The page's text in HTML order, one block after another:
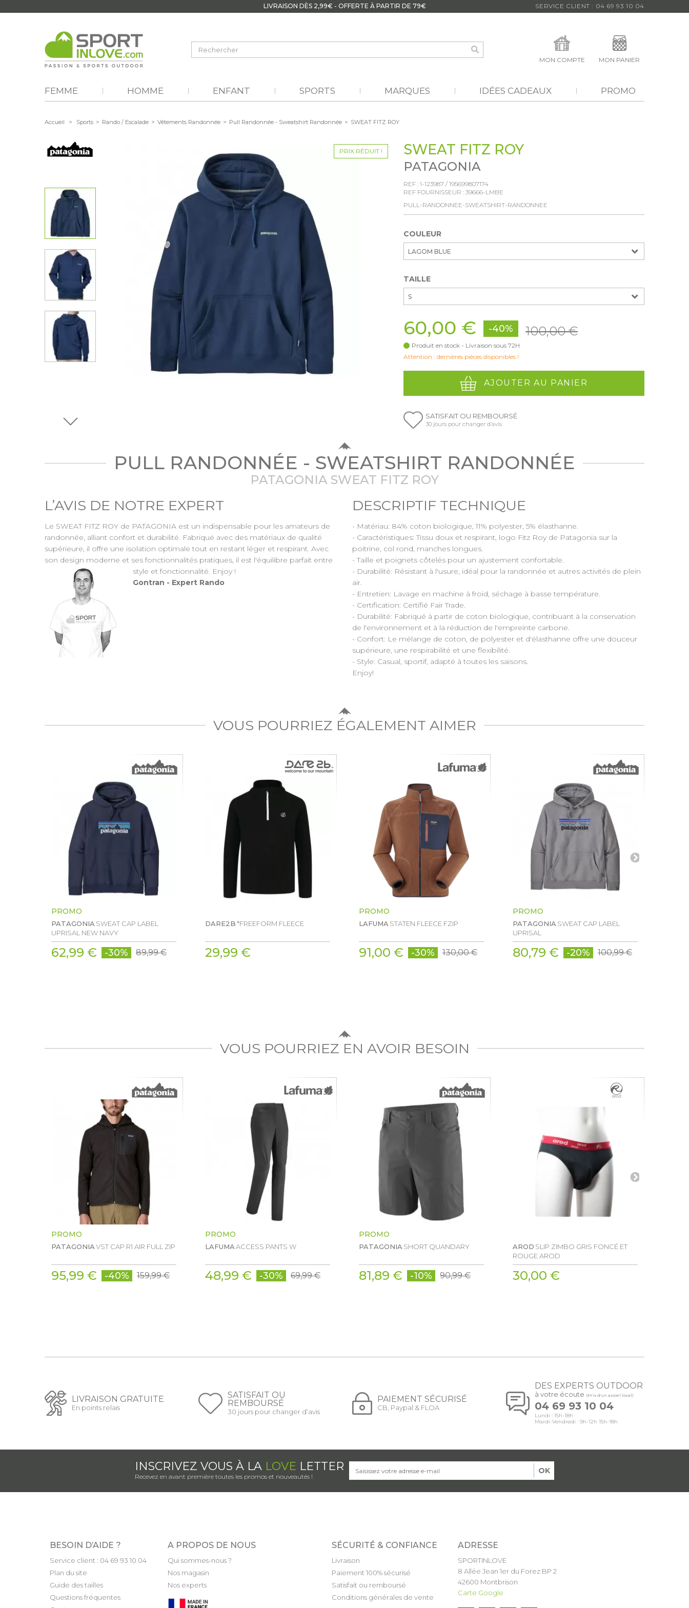
LIVRAISON DÈS 2,99€ - OFFERTE À PARTIR DE 79€ SERVICE CLIENT : 04 69 93 10 04
MON COMPTE MON PANIER
FEMME HOMME ENFANT SPORTS MARQUES IDÉES CADEAUX PROMO
Accueil > Sports > Rando / Escalade > Vêtements Randonnée > Pull Randonnée - Sweatshirt Randonnée > SWEAT FITZ ROY
PRIX RÉDUIT ! SWEAT FITZ ROY
PATAGONIA
REF : 1-123987 / 195699807174
REF FOURNISSEUR : 39666-LMBE
PULL-RANDONNEE-SWEATSHIRT-RANDONNEE
COULEUR
LAGOM BLUE
TAILLE
S
60,00 € -40% 100,00 €
Produit en stock - Livraison sous 72H
Attention : dernières pièces disponibles !
AJOUTER AU PANIER
SATISFAIT OU REMBOURSÉ
30 jours pour changer d’avis
PULL RANDONNÉE - SWEATSHIRT RANDONNÉE
PATAGONIA SWEAT FITZ ROY
L’AVIS DE NOTRE EXPERT
Le SWEAT FITZ ROY de PATAGONIA est un indispensable pour les amateurs de
randonnée, alliant confort et durabilité. Fabriqué avec des matériaux de qualité
supérieure, il offre une isolation optimale tout en restant léger et respirant. Avec
son design moderne et ses fonctionnalités pratiques, il est l'équilibre parfait entre
style et fonctionnalité. Enjoy !
Gontran - Expert Rando
DESCRIPTIF TECHNIQUE
- Matériau: 84% coton biologique, 11% polyester, 5% élasthanne.
- Caractéristiques: Tissu doux et respirant, logo Fitz Roy de Patagonia sur la
poitrine, col rond, manches longues.
- Taille et poignets côtelés pour un ajustement confortable.
- Durabilité: Résistant à l'usure, idéal pour la randonnée et autres activités de plein
air.
- Entretien: Lavage en machine à froid, séchage à basse température.
- Certification: Certifié Fair Trade.
- Durabilité: Fabriqué à partir de coton biologique, contribuant à la conservation
de l'environnement et à la réduction de l'empreinte carbone.
- Confort: Le mélange de coton, de polyester et d'élasthanne offre une douceur
supérieure, une respirabilité et une flexibilité.
- Style: Casual, sportif, adapté à toutes les saisons.
Enjoy!
VOUS POURRIEZ ÉGALEMENT AIMER
PROMO
PATAGONIA SWEAT CAP LABEL
UPRISAL NEW NAVY
62,99 € -30% 89,99 €
DARE2B*FREEFORM FLEECE
29,99 €
PROMO
LAFUMA STATEN FLEECE FZIP
91,00 € -30% 130,00 €
PROMO
PATAGONIA SWEAT CAP LABEL
UPRISAL
80,79 € -20% 100,99 €
VOUS POURRIEZ EN AVOIR BESOIN
PROMO
PATAGONIAVST CAP R1 AIR FULL ZIP
95,99 € -40% 159,99 €
PROMO
LAFUMAACCESS PANTS W
48,99 € -30% 69,99 €
PROMO
PATAGONIA SHORT QUANDARY
81,89 € -10% 90,99 €
AROD SLIP ZIMBO GRIS FONCÉ ET
ROUGE AROD
30,00 €
LIVRAISON GRATUITE
En points relais
SATISFAIT OU
REMBOURSÉ
30 jours pour changer d’avis
PAIEMENT SÉCURISÉ
CB, Paypal & FLOA
DES EXPERTS OUTDOOR
à votre écoute (Prix d'un appel local)
04 69 93 10 04
Lundi : 15h-18h
Mardi-Vendredi : 9h-12h 15h-18h
INSCRIVEZ VOUS À LA LOVE LETTER
Recevez en avant première toutes les promos et nouveautés !
OK
BESOIN D’AIDE ?
Service client : 04 69 93 10 04
Plan du site
Guide des tailles
Questions fréquentes
A PROPOS DE NOUS
Qui sommes-nous ?
Nos magasin
Nos experts
SÉCURITÉ & CONFIANCE
Livraison
Paiement 100% sécurisé
Satisfait ou remboursé
Conditions générales de vente
ADRESSE
SPORTINLOVE
8 Allée Jean 1er du Forez BP 2
42600 Montbrison
Carte Google